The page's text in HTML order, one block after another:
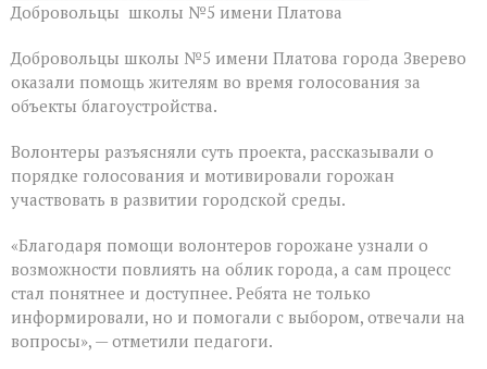
Добровольцы школы №5 имени Платова
Добровольцы школы №5 имени Платова города Зверево
оказали помощь жителям во время голосования за
объекты благоустройства.
Волонтеры разъясняли суть проекта, рассказывали о
порядке голосования и мотивировали горожан
участвовать в развитии городской среды.
«Благодаря помощи волонтеров горожане узнали о
возможности повлиять на облик города, а сам процесс
стал понятнее и доступнее. Ребята не только
информировали, но и помогали с выбором, отвечали на
вопросы», — отметили педагоги.